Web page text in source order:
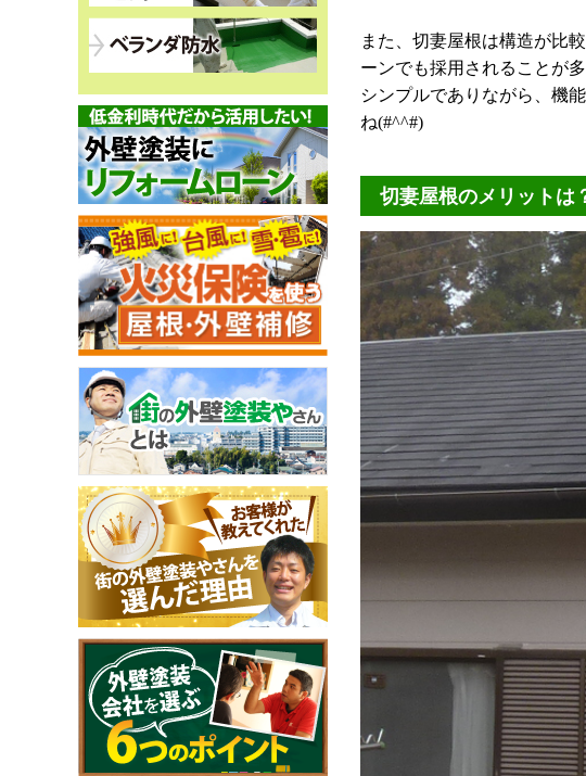
また、切妻屋根は構造が比
ーンでも採用されることが
シンプルでありながら、機
ね(#^^#)
切妻屋根のメリットは